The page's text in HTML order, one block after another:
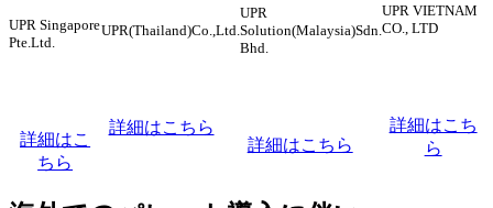
UPR Singapore
Pte.Ltd.
詳細はこ
ちら
UPR(Thailand)Co.,Ltd.
詳細はこちら
UPR
Solution(Malaysia)Sdn.
Bhd.
詳細はこちら
UPR VIETNAM
CO., LTD
詳細はこち
ら